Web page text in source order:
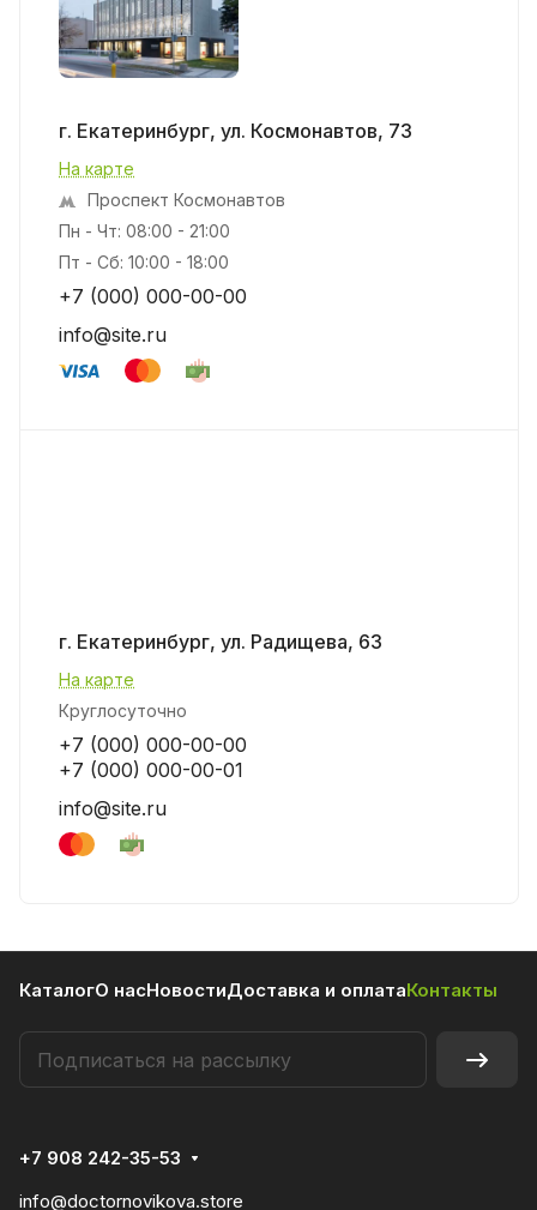
г. Екатеринбург, ул. Космонавтов, 73
На карте
Проспект Космонавтов
Пн - Чт: 08:00 - 21:00
Пт - Сб: 10:00 - 18:00
+7 (000) 000-00-00
info@site.ru
г. Екатеринбург, ул. Радищева, 63
На карте
Круглосуточно
+7 (000) 000-00-00
+7 (000) 000-00-01
info@site.ru
КаталогО насНовостиДоставка и оплатаКонтакты
+7 908 242-35-53
info@doctornovikova.store